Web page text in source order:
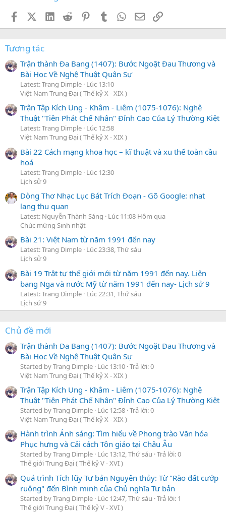
FacebookX (Twitter)
LinkedIn
Reddit PinterestTumblr WhatsApp
EmailLink
Tương tác
Trận thành Đa Bang (1407): Bước Ngoặt Đau Thương và
Bài Học Về Nghệ Thuật Quân Sự
Latest: Trang Dimple Lúc 13:10
Việt Nam Trung Đại ( Thế kỷ X - XIX )
Trận Tập Kích Ung - Khâm - Liêm (1075-1076): Nghệ
Thuật "Tiên Phát Chế Nhân" Đỉnh Cao Của Lý Thường Kiệt
Latest: Trang Dimple Lúc 12:58
Việt Nam Trung Đại ( Thế kỷ X - XIX )
Bài 22 Cách mạng khoa học – kĩ thuật và xu thế toàn cầu
hoá
Latest: Trang Dimple Lúc 12:30
Lịch sử 9
Dòng Thơ Nhạc Lục Bát Trích Đoạn - Gõ Google: nhat
lang thu quan
Latest: Nguyễn Thành Sáng
Lúc 11:08 Hôm qua
Chúc mừng Sinh nhật
Bài 21: Việt Nam từ năm 1991 đến nay
Latest: Trang Dimple Lúc 23:38, Thứ sáu
Lịch sử 9
Bài 19 Trật tự thế giới mới từ năm 1991 đến nay. Liên
bang Nga và nước Mỹ từ năm 1991 đến nay- Lịch sử 9
Latest: Trang Dimple Lúc 22:31, Thứ sáu
Lịch sử 9
Chủ đề mới
Trận thành Đa Bang (1407): Bước Ngoặt Đau Thương và
Bài Học Về Nghệ Thuật Quân Sự
Started by Trang Dimple Lúc 13:10 Trả lời: 0
Việt Nam Trung Đại ( Thế kỷ X - XIX )
Trận Tập Kích Ung - Khâm - Liêm (1075-1076): Nghệ
Thuật "Tiên Phát Chế Nhân" Đỉnh Cao Của Lý Thường Kiệt
Started by Trang Dimple Lúc 12:58 Trả lời: 0
Việt Nam Trung Đại ( Thế kỷ X - XIX )
Hành trình Ánh sáng: Tìm hiểu về Phong trào Văn hóa
Phục hưng và Cải cách Tôn giáo tại Châu Âu
Started by Trang Dimple Lúc 13:12, Thứ sáu Trả lời: 0
Thế giới Trung Đại ( Thế kỷ V - XVI )
Quá trình Tích lũy Tư bản Nguyên thủy: Từ "Rào đất cướp
ruộng" đến Bình minh của Chủ nghĩa Tư bản
Started by Trang Dimple Lúc 12:47, Thứ sáu Trả lời: 1
Thế giới Trung Đại ( Thế kỷ V - XVI )